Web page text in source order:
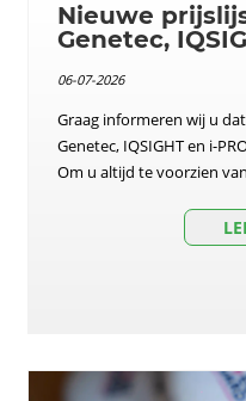
Nieuwe
Genetec,
06-07-2026
Graag informeren wij u
Genetec, IQSIGHT en i-
Om u altijd te voorzien